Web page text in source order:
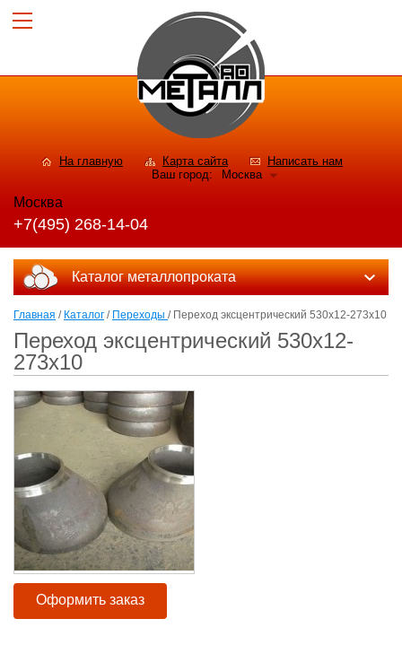
На главную Карта сайта
Написать нам
Ваш город:
Москва
Москва
+7(495) 268-14-04
Каталог металлопроката
Главная / Каталог / Переходы / Переход эксцентрический 530x12-273x10
Переход эксцентрический 530x12-
273x10
Оформить заказ